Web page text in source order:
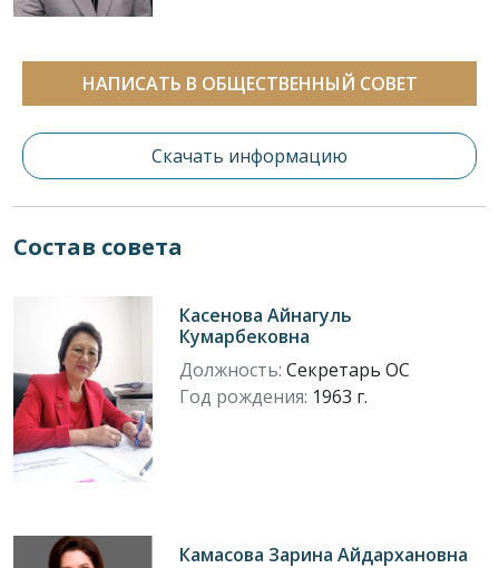
НАПИСАТЬ В ОБЩЕСТВЕННЫЙ СОВЕТ
Скачать информацию
Состав совета
Касенова Айнагуль
Кумарбековна
Должность: Секретарь ОС
Год рождения: 1963 г.
Камасова Зарина Айдархановна